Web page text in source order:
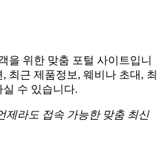
을 위한 맞춤 포털 사이트입니
최근 제품정보, 웨비나 초대, 최
수 있습니다.
제라도 접속 가능한 맞춤 최신